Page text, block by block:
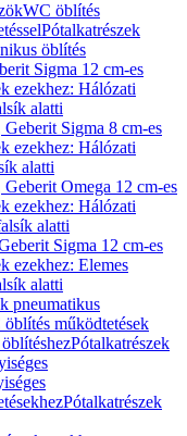
WC öblítés
Pótalkatrészek
öblítés
Sigma 12 cm-es
ezekhez: Hálózati
alatti
Sigma 8 cm-es
ezekhez: Hálózati
alatti
Omega 12 cm-es
ezekhez: Hálózati
alatti
Sigma 12 cm-es
ezekhez: Elemes
alatti
pneumatikus
működtetések
Pótalkatrészek
Pótalkatrészek